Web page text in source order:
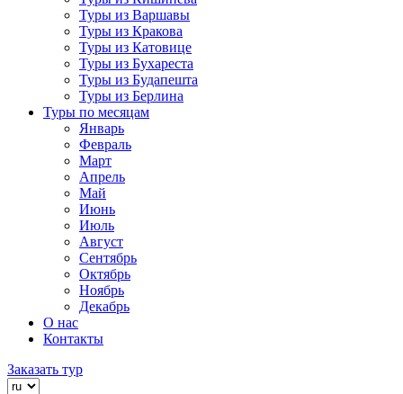
Туры из Варшавы
Туры из Кракова
Туры из Катовице
Туры из Бухареста
Туры из Будапешта
Туры из Берлина
Туры по месяцам
Январь
Февраль
Март
Апрель
Май
Июнь
Июль
Август
Сентябрь
Октябрь
Ноябрь
Декабрь
О нас
Контакты
Заказать тур